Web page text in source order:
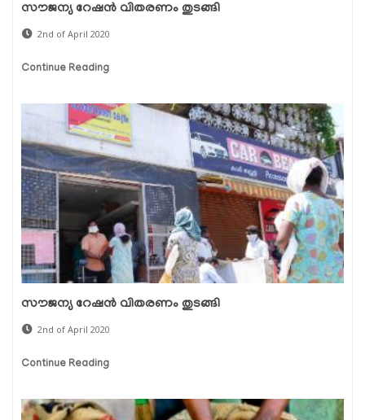
സൗജന്യ റേഷന്‍ വിതരണം തുടങ്ങി
2nd of April 2020
Continue Reading
സൗജന്യ റേഷന്‍ വിതരണം തുടങ്ങി
2nd of April 2020
Continue Reading